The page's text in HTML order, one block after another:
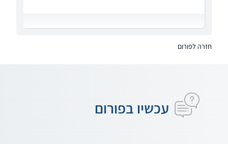
חזרה לפורום
עכשיו בפורום